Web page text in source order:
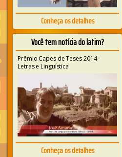
Conheça os detalhes
Você tem notícia do latim?
Prêmio Capes de Teses 2014 -
Letras e Linguística
Conheça os detalhes